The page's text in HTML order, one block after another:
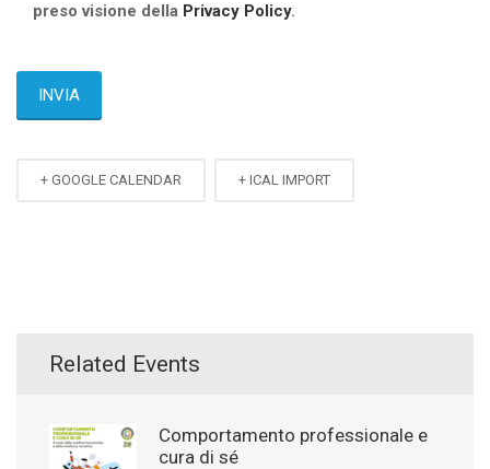
preso visione della Privacy Policy.
+ GOOGLE CALENDAR + ICAL IMPORT
Related Events
Comportamento professionale e
cura di sé